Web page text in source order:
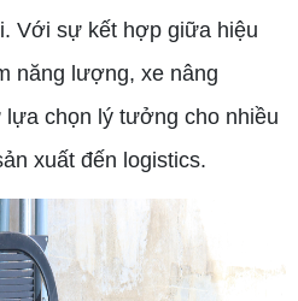
Với sự kết hợp giữa hiệu
năng lượng, xe nâng
chọn lý tưởng cho nhiều
xuất đến logistics.